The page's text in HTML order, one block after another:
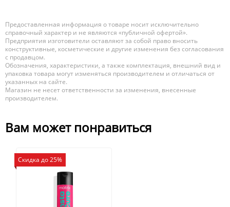
Предоставленная информация о товаре носит исключительно
справочный характер и не являются «публичной офертой».
Предприятия изготовители оставляют за собой право вносить
конструктивные, косметические и другие изменения без согласования
с продавцом.
Обозначения, характеристики, а также комплектация, внешний вид и
упаковка товара могут изменяться производителем и отличаться от
указанных на сайте.
Магазин не несет ответственности за изменения, внесенные
производителем.
Вам может понравиться
Скидка до 25%